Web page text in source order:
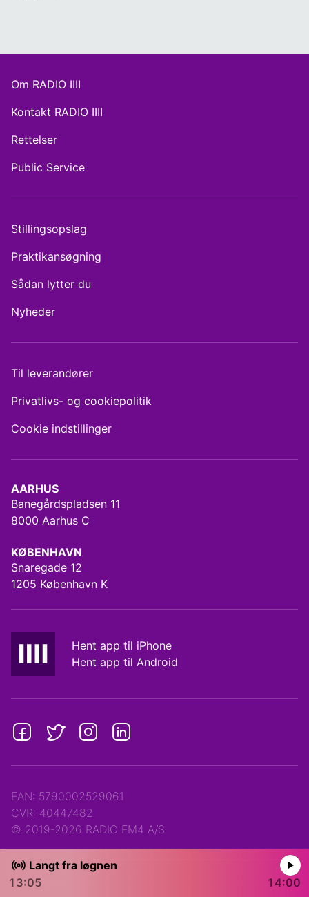
AARHUS
Banegårdspladsen 11
8000 Aarhus C
KØBENHAVN
Snaregade 12
1205 København K
Hent app til iPhone
Hent app til Android
Om RADIO IIII
Kontakt RADIO IIII
Rettelser
Public Service
Stillingsopslag
Praktikansøgning
Sådan lytter du
Nyheder
Til leverandører
Privatlivs- og cookiepolitik
Cookie indstillinger
EAN: 5790002529061
CVR: 40447482
© 2019-2026 RADIO FM4 A/S
Langt fra løgnen
13:05
14:00